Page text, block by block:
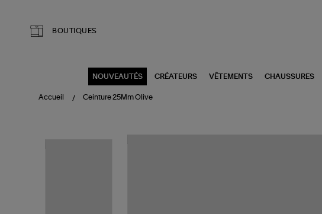
BOUTIQUES
NOUVEAUTÉS CRÉATEURS VÊTEMENTS CHAUSSURES
Accueil Ceinture 25Mm Olive